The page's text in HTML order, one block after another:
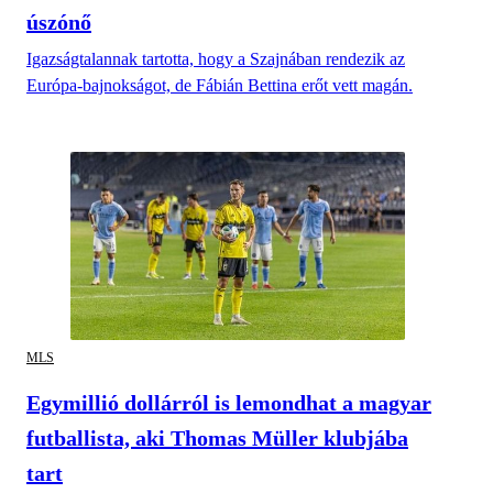
úszónő
Igazságtalannak tartotta, hogy a Szajnában rendezik az
Európa-bajnokságot, de Fábián Bettina erőt vett magán.
MLS
Egymillió dollárról is lemondhat a magyar
futballista, aki Thomas Müller klubjába
tart